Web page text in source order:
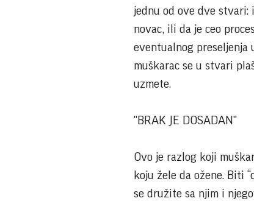
jednu od ove dve
novac, ili da je ceo
eventualnog preseljenja
muškarac se u stvari
uzmete.
"BRAK JE DOSADAN"
Ovo je razlog koji
koju žele da ožene. Biti
se družite sa njim i